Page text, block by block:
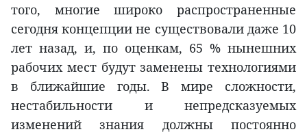
того, многие широко распространенные
сегодня концепции не существовали даже 10
лет назад, и, по оценкам, 65 % нынешних
рабочих мест будут заменены технологиями
в ближайшие годы. В мире сложности,
нестабильности и непредсказуемых
изменений знания должны постоянно